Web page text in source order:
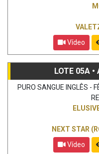
Vídeo
LOTE 05A
PURO SANGUE INGLÊS
NEXT STAR
Vídeo